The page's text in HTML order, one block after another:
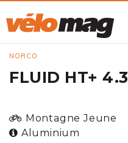
NORCO
FLUID HT+ 4.3
Montagne Jeune
Aluminium